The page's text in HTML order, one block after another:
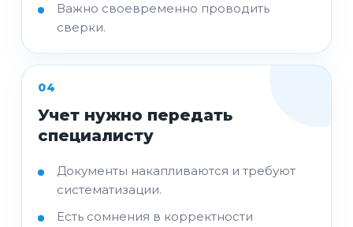
Важно своевременно проводить
сверки.
04
Учет нужно передать
специалисту
Документы накапливаются и требуют
систематизации.
Есть сомнения в корректности